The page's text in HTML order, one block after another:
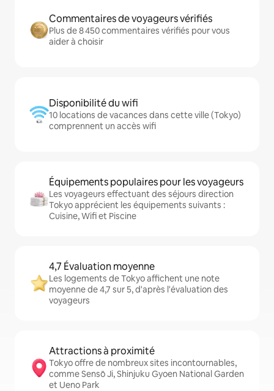
Commentaires de voyageurs vérifiés
Plus de 8 450 commentaires vérifiés pour vous
aider à choisir
Disponibilité du wifi
10 locations de vacances dans cette ville (Tokyo)
comprennent un accès wifi
Équipements populaires pour les voyageurs
Les voyageurs effectuant des séjours direction
Tokyo apprécient les équipements suivants :
Cuisine, Wifi et Piscine
4,7 Évaluation moyenne
Les logements de Tokyo affichent une note
moyenne de 4,7 sur 5, d'après l'évaluation des
voyageurs
Attractions à proximité
Tokyo offre de nombreux sites incontournables,
comme Sensō Ji, Shinjuku Gyoen National Garden
et Ueno Park